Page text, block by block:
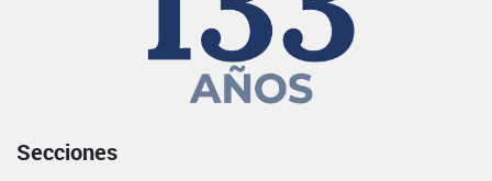
Secciones